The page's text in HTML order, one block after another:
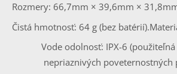
Rozmery: 66,7mm × 39,6mm ×
Čistá hmotnosť: 64 g (bez batérií).
Vode odolnosť: IPX-6
nepriaznivých poveternostných